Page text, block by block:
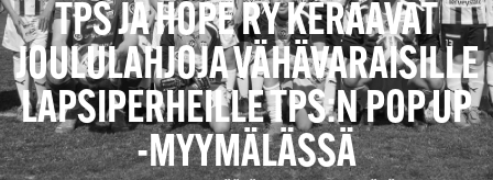
TPS JA HOPE RY KERÄÄVÄT
JOULULAHJOJA VÄHÄVARAISILLE
LAPSIPERHEILLE TPS:N POP UP
-MYYMÄLÄSSÄ